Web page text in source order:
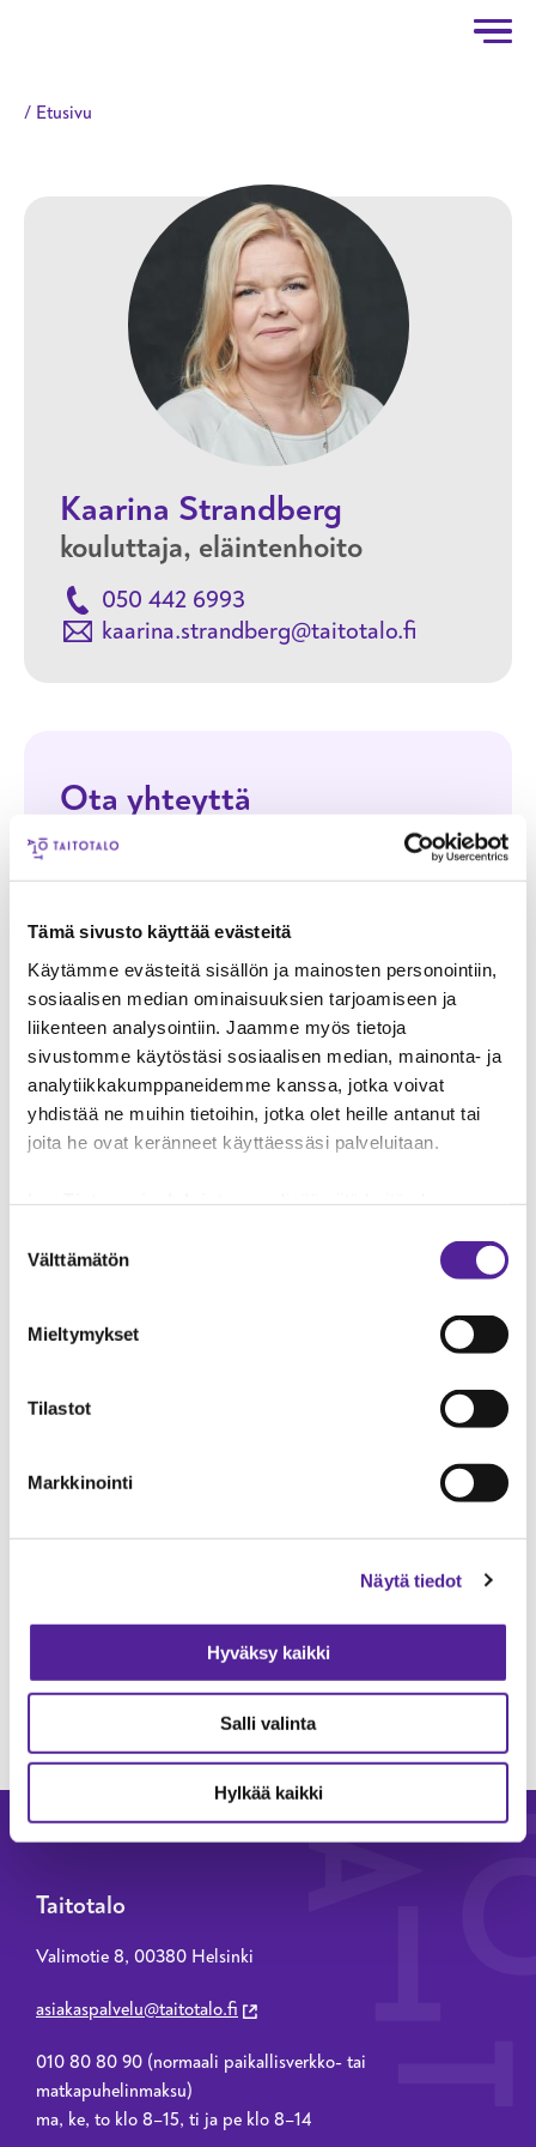
Tämä sivusto käyttää evästeitä
Käytämme evästeitä sisällön ja mainosten personointiin,
sosiaalisen median ominaisuuksien tarjoamiseen ja
liikenteen analysointiin. Jaamme myös tietoja
sivustomme käytöstäsi sosiaalisen median, mainonta- ja
analytiikkakumppaneidemme kanssa, jotka voivat
yhdistää ne muihin tietoihin, jotka olet heille antanut tai
joita he ovat keränneet käyttäessäsi palveluitaan.
henkilökohtaisia tietojasi.
Googlen Business Data
-sivuston mukaisesti varmistamme
valinta
Välttämätön
Mieltymykset
Tilastot
Markkinointi
Näytä tiedot
Hyväksy kaikki
Salli valinta
Hylkää kaikki
Etusivu
Kaarina Strandberg
kouluttaja, eläintenhoito
050 442 6993
kaarina.strandberg@taitotalo.fi
Ota yhteyttä
Sähköpostiosoite
Puhelinnumero
Tehtävänimike
ROSKAPOSTITARKISTUS
LÄHETÄ VIESTI
Taitotalo
Valimotie 8, 00380 Helsinki
asiakaspalvelu@taitotalo.fi
010 80 80 90 (normaali paikallisverkko- tai
matkapuhelinmaksu)
ma, ke, to klo 8–15, ti ja pe klo 8–14